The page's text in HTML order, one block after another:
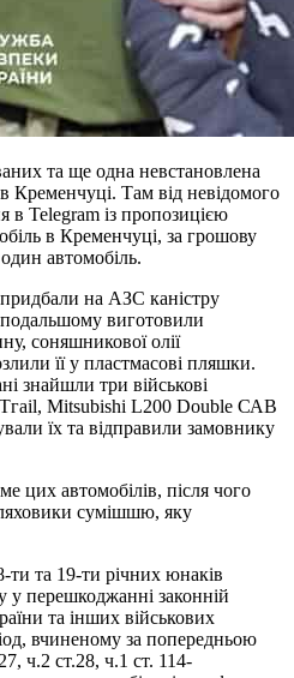
та ще одна невстановлена
Кременчуці. Там від невідомого
в Telegram із пропозицією
в Кременчуці, за грошову
автомобіль.
на АЗС каністру
подальшому виготовили
соняшникової олії
її у пластмасові пляшки.
знайшли три військові
Mitsubishi L200 Double САВ
їх та відправили замовнику
цих автомобілів, після чого
сумішшю, яку
та 19-ти річних юнаків
у перешкоджанні законній
та інших військових
вчиненому за попередньою
ч.2 ст.28, ч.1 ст. 114-